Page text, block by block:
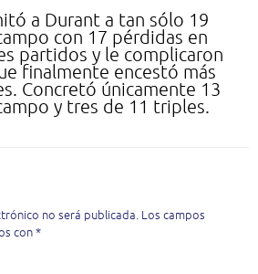
a Durant a tan sólo 19
con 17 pérdidas en
partidos y le complicaron
finalmente encestó más
Concretó únicamente 13
y tres de 11 triples.
no será publicada. Los campos
con*